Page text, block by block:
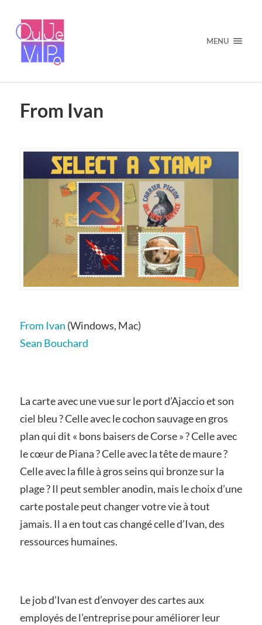
MENU
From Ivan
From Ivan (Windows, Mac)
Sean Bouchard
La carte avec une vue sur le port d’Ajaccio et son
ciel bleu ? Celle avec le cochon sauvage en gros
plan qui dit « bons baisers de Corse » ? Celle avec
le cœur de Piana ? Celle avec la tête de maure ?
Celle avec la fille à gros seins qui bronze sur la
plage ? Il peut sembler anodin, mais le choix d’une
carte postale peut changer votre vie à tout
jamais. Il a en tout cas changé celle d’Ivan, des
ressources humaines.
Le job d’Ivan est d’envoyer des cartes aux
employés de l’entreprise pour améliorer leur